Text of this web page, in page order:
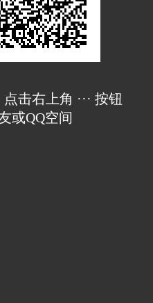
击右上角 ··· 按钮
或QQ空间